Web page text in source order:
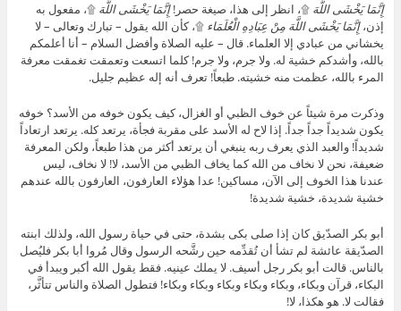
إِنَّمَا يَخْشَى اللَّهَ ۩، انظر إلى هذا، صيغة حصر!إِنَّمَا يَخْشَى اللَّهَ ۩، مفعول به
إذن،إِنَّمَا يَخْشَى اللَّهَ مِنْ عِبَادِهِ الْعُلَمَاء ۩، كأن الله يقول – تبارك وتعالى – لا
يخشاني من عبادي إلا العلماء. قال – عليه الصلاة وأفضل السلام – أنا أعلمكم
بالله، وأشدكم خشية له. ولا جرم، ولا جرم! كلما اتسعت وتعمقت تغمقت معرفة
المرء بالله، عظمت منه خشيته. طبعاً! تعرف أنه إله عظيم جليل.
وذكرت مرة شيئاً عن خوف الظبي أو الغزال، كيف يكون خوفه من الأسد؟ خوفه
يكون شديداً جداً جداً. إذا لاح له الأسد على مقربة فجأة، يرتعد كله. يرتعد ارتعاداً
شديداً! والعبد الذي يعرف ربه ينبغي أن يرتعد أكثر من هذا طبعاً، ولكن المعرفة
ضعيفة، نحن لا نخاف من الله كما يخاف الظبي من الأسد، لا! لا نخاف، ليس
عندنا هذا الخوف إلى الآن، مساكين! عدا هؤلاء العارفون، العارفون بالله عندهم
خشية شديدة، خشية شديدة!
أبو بكر الصدّيق كان إذا صلى بكى بشدة، حتى في حياة رسول الله، ولذلك ابنته
الصدّيقة عائشة لم تشأ أن تُقدِّمه حين رشَّحه الرسول وقال مُروا أبا بكر فليُصل
بالناس. قالت أبو بكر رجل أسيف. لا يملك عينيه. فقط يقول الله أكبر ويبدأ في
البكاء، قرآن وبكاء، وبكاء وبكاء وبكاء وبكاء وبكاء! فتطول الصلاة والناس تتأثَّر،
فقالت لا. هو هكذا، لا!